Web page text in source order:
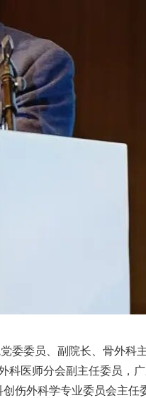
委委员、副院长、骨外科
医师分会副主任委员，
伤外科学专业委员会主任